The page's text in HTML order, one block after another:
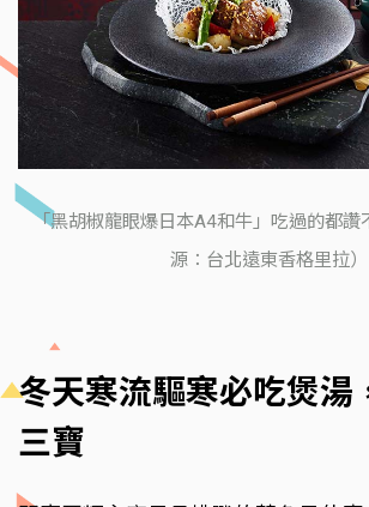
「黑胡椒龍眼爆日本A4和牛」吃過的都讚
源：台北遠東香格里拉）
冬天寒流驅寒必吃煲湯
三寶